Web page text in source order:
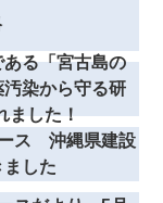
る「宮古島の
染から守る研
ました！
ス 沖縄県建設
した